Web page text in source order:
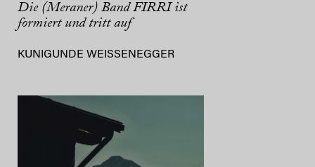
Die (Meraner) Band FIRRI ist
formiert und tritt auf
KUNIGUNDE WEISSENEGGER